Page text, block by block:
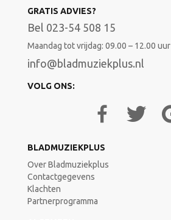
GRATIS ADVIES?
Bel 023-54 508 15
Maandag tot vrijdag: 09.00 – 12.00 uur
info@bladmuziekplus.nl
VOLG ONS:
BLADMUZIEKPLUS
Over Bladmuziekplus
Contactgegevens
Klachten
Partnerprogramma